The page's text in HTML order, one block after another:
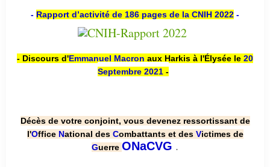
- Rapport d’activité de 186 pages de la CNIH 2022 -
- Discours d'Emmanuel Macron aux Harkis à l'Élysée le 20
Septembre 2021 -
Décès de votre conjoint, vous devenez ressortissant de
l'Office National des Combattants et des Victimes de
Guerre ONaCVG .